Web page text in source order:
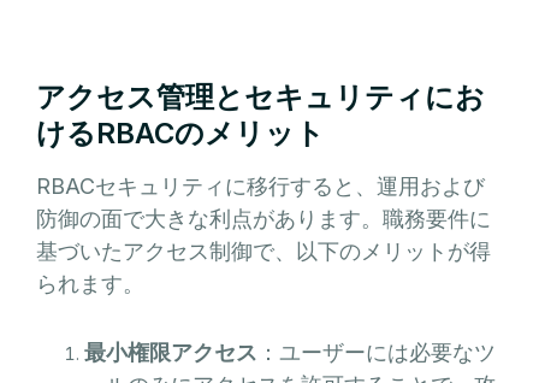
アクセス管理とセキュリティにお
けるRBACのメリット
RBACセキュリティに移行すると、運用および
防御の面で大きな利点があります。職務要件に
基づいたアクセス制御で、以下のメリットが得
られます。
最小権限アクセス ：ユーザーには必要なツ